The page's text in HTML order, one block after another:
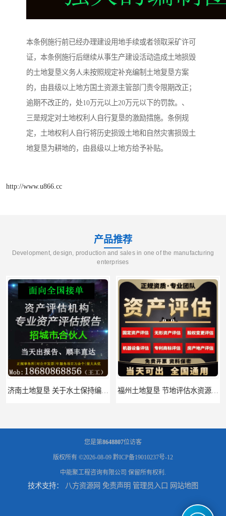
本条例施行前已经办理建设用地手续或者领取采矿许可
证，本条例施行后继续从事生产建设活动造成土地损毁
的土地复垦义务人未按照规定补充编制土地复垦方案
的，由县级以上地方国土资源主管部门责令限期改正；
逾期不改正的，处10万元以上20万元以下的罚款。、
三是规定对土地权利人自行复垦的激励措施。条例规
定，土地权利人自行将历史损毁土地和自然灾害损毁土
地复垦为耕地的，由县级以上地方给予补贴。
http://www.u866.cc
产品推荐
Development, design, production and sales in one of the manufacturing
enterprises
济南土地复垦 关于水土保持编制 服务 福州土地复垦 节地评估水资源论证 机构
您是第8648807位访客
版权所有 ©2026-08-09 黔ICP备19010237号-12
中能聚工程咨询有限公司 保留所有权利.
技术支持： 八方资源网 免责声明 管理员入口 网站地图